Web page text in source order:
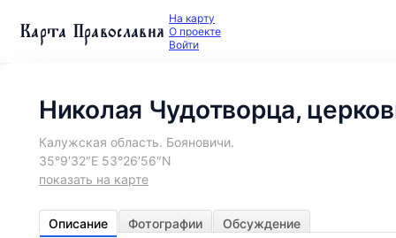
Карта Православия На карту
О проекте
Войти
Николая Чудотворца,
Калужская область. Бояновичи.
35°9′32″E 53°26′56″N
показать на карте
Описание Фотографии Обсуждение